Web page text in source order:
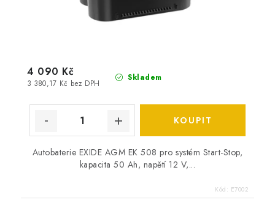
Skladem
3 380,17 Kč bez DPH
4 090 Kč
Autobaterie EXIDE AGM EK 508 pro systém Start-Stop,
kapacita 50 Ah, napětí 12 V,...
Kód: E7002